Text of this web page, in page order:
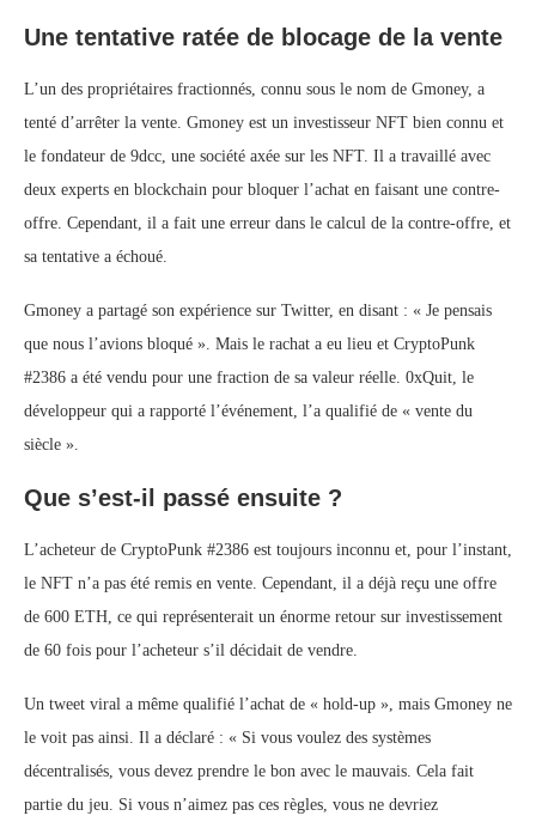
Une tentative ratée de blocage de la vente
L’un des propriétaires fractionnés, connu sous le nom de Gmoney, a
tenté d’arrêter la vente. Gmoney est un investisseur NFT bien connu et
le fondateur de 9dcc, une société axée sur les NFT. Il a travaillé avec
deux experts en blockchain pour bloquer l’achat en faisant une contre-
offre. Cependant, il a fait une erreur dans le calcul de la contre-offre, et
sa tentative a échoué.
Gmoney a partagé son expérience sur Twitter, en disant : « Je pensais
que nous l’avions bloqué ». Mais le rachat a eu lieu et CryptoPunk
#2386 a été vendu pour une fraction de sa valeur réelle. 0xQuit, le
développeur qui a rapporté l’événement, l’a qualifié de « vente du
siècle ».
Que s’est-il passé ensuite ?
L’acheteur de CryptoPunk #2386 est toujours inconnu et, pour l’instant,
le NFT n’a pas été remis en vente. Cependant, il a déjà reçu une offre
de 600 ETH, ce qui représenterait un énorme retour sur investissement
de 60 fois pour l’acheteur s’il décidait de vendre.
Un tweet viral a même qualifié l’achat de « hold-up », mais Gmoney ne
le voit pas ainsi. Il a déclaré : « Si vous voulez des systèmes
décentralisés, vous devez prendre le bon avec le mauvais. Cela fait
partie du jeu. Si vous n’aimez pas ces règles, vous ne devriez